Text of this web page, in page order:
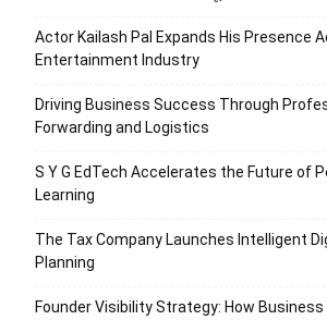
Actor Kailash Pal Expands His Presence
Entertainment Industry
Driving Business Success Through
Forwarding and Logistics
S Y G EdTech Accelerates the Future of
Learning
The Tax Company Launches Intelligent
Planning
Founder Visibility Strategy: How